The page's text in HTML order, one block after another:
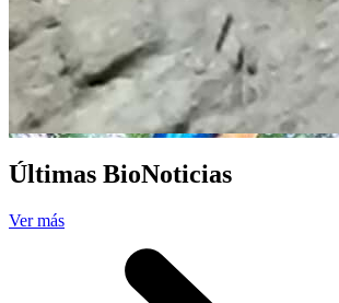
Últimas BioNoticias
Ver más